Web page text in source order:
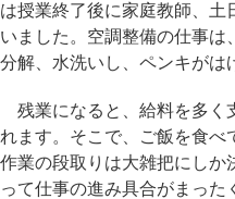
は授業終了後に家庭教師、土
いました。空調整備の仕事は
分解、水洗いし、ペンキがは
残業になると、給料を多く
れます。そこで、ご飯を食べ
作業の段取りは大雑把にしか
って仕事の進み具合がまっ